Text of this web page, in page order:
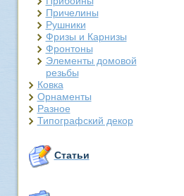
Причелины
Рушники
Фризы и Карнизы
Фронтоны
Элементы домовой
резьбы
Ковка
Орнаменты
Разное
Типографский декор
Статьи